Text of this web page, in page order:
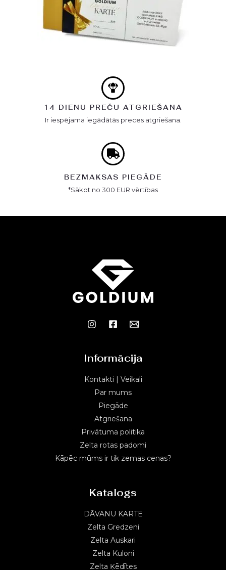
14 DIENU PREČU ATGRIEŠANA
Ir iespējama iegādātās preces atgriešana.
BEZMAKSAS PIEGĀDE
*Sākot no 300 EUR vērtības
Informācija
Kontakti | Veikali
Par mums
Piegāde
Atgriešana
Privātuma politika
Zelta rotas padomi
Kāpēc mūms ir tik zemas cenas?
Katalogs
DĀVANU KARTE
Zelta Gredzeni
Zelta Auskari
Zelta Kuloni
Zelta Ķēdītes